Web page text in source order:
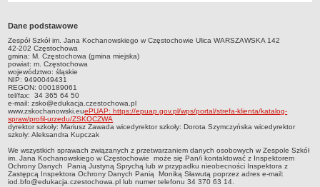
Przedszkola Miejskie
ARCHIWUM SZKÓŁ I PLACÓWEK
Zlikwidowane gimnazja
Przekształcone szkoły i placówki
Wielofunkcyjna Placówka
SPECJALNE OŚRODKI SZKOLNO-WYCHOWAWCZE
Specjalny Ośrodek nr 1
Specjalny Ośrodek nr 5
BURSA MIEJSKA
Dane podstawowe
Dane podstawowe
Zespół Szkół im. Jana Kochanowskiego w Częstochowie Ulica WARSZAWSKA 142
42-202 Częstochowa
gmina: M. Częstochowa (gmina miejska)
powiat: m. Częstochowa
województwo: śląskie
NIP: 9490049431
REGON: 000189061
tel/fax: 34 365 64 50
e-mail: zsko@edukacja.czestochowa.pl
www.zskochanowski.euePUAP: https://epuap.gov.pl/wps/portal/strefa-klienta/katalog-
spraw/profil-urzedu/ZSKOCZWA
dyrektor szkoły: Mariusz Zawada wicedyrektor szkoły: Dorota Szymczyńska wicedyrektor
szkoły: Aleksandra Kupczak
We wszystkich sprawach związanych z przetwarzaniem danych osobowych w Zespole Szkół
im. Jana Kochanowskiego w Częstochowie może się Pan/i kontaktować z Inspektorem
Ochrony Danych Panią Justyną Sprychą lub w przypadku nieobecności Inspektora z
Zastępcą Inspektora Ochrony Danych Panią Moniką Sławutą poprzez adres e-mail:
iod.bfo@edukacja.czestochowa.pl lub numer telefonu 34 370 63 14.